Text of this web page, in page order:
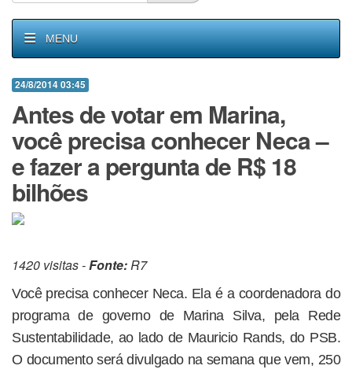
MENU
24/8/2014 03:45
Antes de votar em Marina,
você precisa conhecer Neca –
e fazer a pergunta de R$ 18
bilhões
1420 visitas -Fonte:R7
Você precisa conhecer Neca. Ela é a coordenadora do
programa de governo de Marina Silva, pela Rede
Sustentabilidade, ao lado de Mauricio Rands, do PSB.
O documento será divulgado na semana que vem, 250